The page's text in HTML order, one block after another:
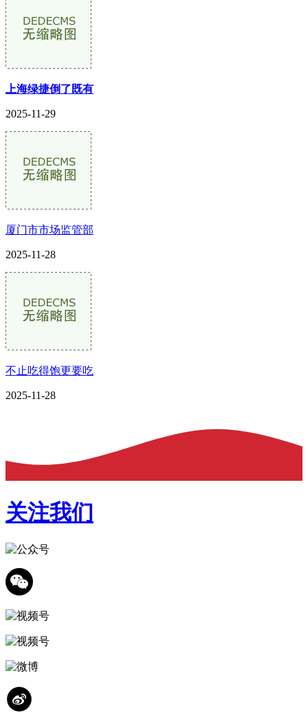
上海绿捷倒了既有
2025-11-29
厦门市市场监管部
2025-11-28
不止吃得饱更要吃
2025-11-28
关注我们